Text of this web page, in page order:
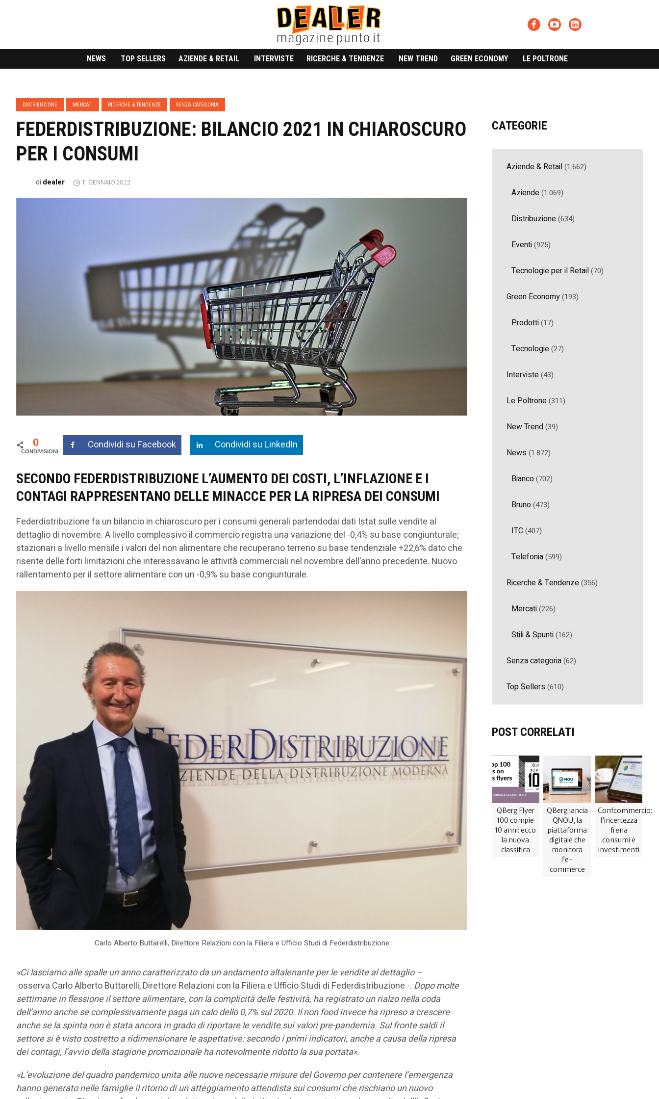
NEWS TOP SELLERS AZIENDE & RETAIL INTERVISTE RICERCHE & TENDENZE NEW TREND GREEN ECONOMY LE POLTRONE
DISTRIBUZIONE MERCATI RICERCHE & TENDENZE SENZA CATEGORIA
FEDERDISTRIBUZIONE: BILANCIO 2021 IN CHIAROSCURO
PER I CONSUMI
di dealer 11 GENNAIO 2022
0 Condividi su Facebook Condividi su LinkedIn
SECONDO FEDERDISTRIBUZIONE L’AUMENTO DEI COSTI, L’INFLAZIONE E I
CONTAGI RAPPRESENTANO DELLE MINACCE PER LA RIPRESA DEI CONSUMI
Federdistribuzione fa un bilancio in chiaroscuro per i consumi generali partendodai dati Istat sulle vendite al
dettaglio di novembre. A livello complessivo il commercio registra una variazione del -0,4% su base congiunturale;
stazionari a livello mensile i valori del non alimentare che recuperano terreno su base tendenziale +22,6% dato che
risente delle forti limitazioni che interessavano le attività commerciali nel novembre dell’anno precedente. Nuovo
rallentamento per il settore alimentare con un -0,9% su base congiunturale.
Carlo Alberto Buttarelli, Direttore Relazioni con la Filiera e Ufficio Studi di Federdistribuzione
«Ci lasciamo alle spalle un anno caratterizzato da un andamento altalenante per le vendite al dettaglio –
osserva Carlo Alberto Buttarelli, Direttore Relazioni con la Filiera e Ufficio Studi di Federdistribuzione -. Dopo molte
settimane in flessione il settore alimentare, con la complicità delle festività, ha registrato un rialzo nella coda
dell’anno anche se complessivamente paga un calo dello 0,7% sul 2020. Il non food invece ha ripresoa crescere
anche se la spinta non è stata ancora in grado di riportare le vendite sui valori pre-pandemia. Sul fronte saldi il
settore si è visto costretto a ridimensionare le aspettative: secondo i primi indicatori, anche a causa della ripresa
dei contagi, l’avvio della stagione promozionale ha notevolmente ridotto la sua portata».
«L’evoluzione del quadro pandemico unita alle nuove necessarie misure del Governo per contenere l’emergenza
hanno generato nelle famiglie il ritorno di un atteggiamento attendista sui consumi che rischiano un nuovo
CATEGORIE
Aziende & Retail(1.662)
Aziende(1.069)
Distribuzione(634)
Eventi(925)
Tecnologie per il Retail(70)
Green Economy(193)
Prodotti(17)
Tecnologie(27)
Interviste(43)
Le Poltrone(311)
New Trend(39)
News (1.872)
Bianco(702)
Bruno(473)
ITC(407)
Telefonia(599)
Ricerche & Tendenze(356)
Mercati(226)
Stili & Spunti(162)
Senza categoria(62)
Top Sellers (610)
POST CORRELATI
QBerg Flyer
100 compie
10 anni: ecco
la nuova
classifica
QBerg lancia
QNOU, la
piattaforma
digitale che
monitora
l’e-
commerce
Confcommercio:
l’incertezza
frena
consumi e
investimenti